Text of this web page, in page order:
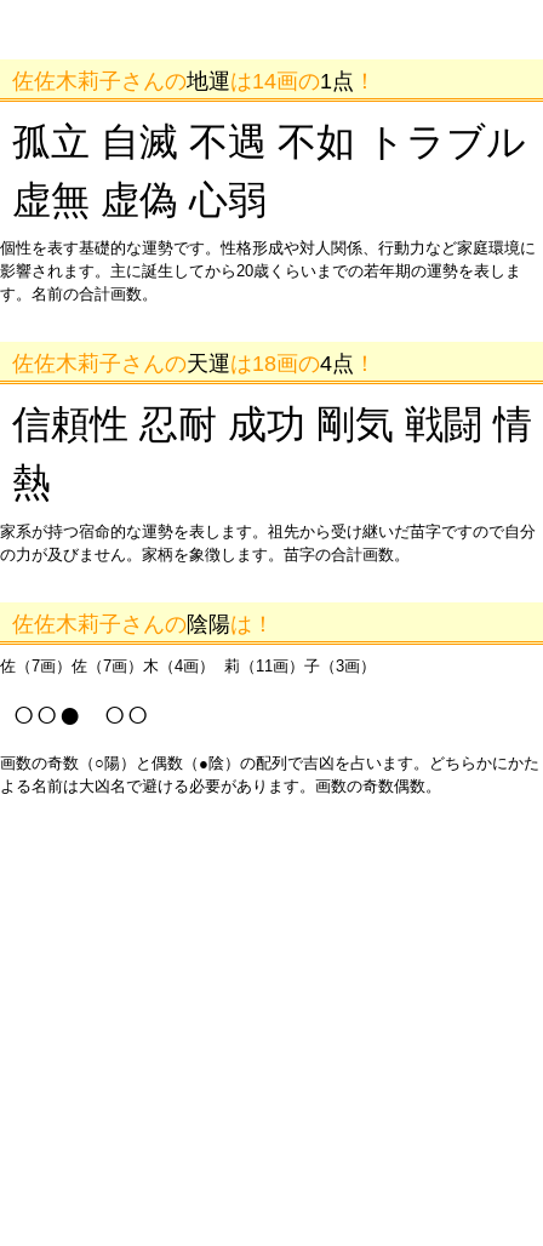
佐佐木莉子さんの地運は14画の1点 ！
孤立 自滅 不遇 不如 トラブル
虚無 虚偽 心弱
個性を表す基礎的な運勢です。性格形成や対人関係、行動力など家庭環境に
影響されます。主に誕生してから20歳くらいまでの若年期の運勢を表しま
す。名前の合計画数。
佐佐木莉子さんの天運は18画の4点 ！
信頼性 忍耐 成功 剛気 戦闘 情
熱
家系が持つ宿命的な運勢を表します。祖先から受け継いだ苗字ですので自分
の力が及びません。家柄を象徴します。苗字の合計画数。
佐佐木莉子さんの陰陽は！
佐（7画）佐（7画）木（4画） 莉（11画）子（3画）
○○● ○○
画数の奇数（○陽）と偶数（●陰）の配列で吉凶を占います。どちらかにかた
よる名前は大凶名で避ける必要があります。画数の奇数偶数。